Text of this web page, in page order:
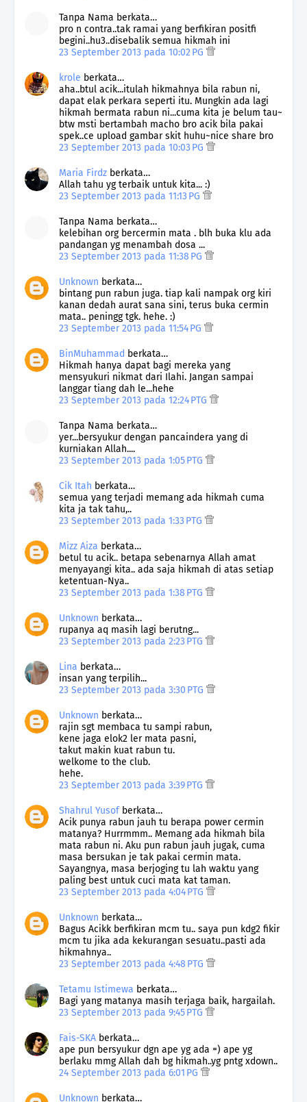
Tanpa Nama berkata…
pro n contra..tak ramai yang berfikiran positfi
begini..hu3..disebalik semua hikmah ini
23 September 2013 pada 10:02 PG
krole berkata…
aha..btul acik...itulah hikmahnya bila rabun ni,
dapat elak perkara seperti itu. Mungkin ada lagi
hikmah bermata rabun ni...cuma kita je belum tau~
btw msti bertambah macho bro acik bila pakai
spek..ce upload gambar skit huhu~nice share bro
23 September 2013 pada 10:03 PG
Maria Firdz berkata…
Allah tahu yg terbaik untuk kita... :)
23 September 2013 pada 11:13 PG
Tanpa Nama berkata…
kelebihan org bercermin mata . blh buka klu ada
pandangan yg menambah dosa ...
23 September 2013 pada 11:38 PG
Unknown berkata…
bintang pun rabun juga. tiap kali nampak org kiri
kanan dedah aurat sana sini, terus buka cermin
mata.. peningg tgk. hehe. :)
23 September 2013 pada 11:54 PG
BinMuhammad berkata…
Hikmah hanya dapat bagi mereka yang
mensyukuri nikmat dari Ilahi. Jangan sampai
langgar tiang dah le...hehe
23 September 2013 pada 12:24 PTG
Tanpa Nama berkata…
yer...bersyukur dengan pancaindera yang di
kurniakan Allah....
23 September 2013 pada 1:05 PTG
Cik Itah berkata…
semua yang terjadi memang ada hikmah cuma
kita ja tak tahu,..
23 September 2013 pada 1:33 PTG
Mizz Aiza berkata…
betul tu acik.. betapa sebenarnya Allah amat
menyayangi kita.. ada saja hikmah di atas setiap
ketentuan-Nya..
23 September 2013 pada 1:38 PTG
Unknown berkata…
rupanya aq masih lagi berutng...
23 September 2013 pada 2:23 PTG
Lina berkata…
insan yang terpilih...
23 September 2013 pada 3:30 PTG
Unknown berkata…
rajin sgt membaca tu sampi rabun,
kene jaga elok2 ler mata pasni,
takut makin kuat rabun tu.
welkome to the club.
hehe.
23 September 2013 pada 3:39 PTG
Shahrul Yusofberkata…
Acik punya rabun jauh tu berapa power cermin
matanya? Hurrmmm.. Memang ada hikmah bila
mata rabun ni. Aku pun rabun jauh jugak, cuma
masa bersukan je tak pakai cermin mata.
Sayangnya, masa berjoging tu lah waktu yang
paling best untuk cuci mata kat taman.
23 September 2013 pada 4:04 PTG
Unknown berkata…
Bagus Acikk berfikiran mcm tu.. saya pun kdg2 fikir
mcm tu jika ada kekurangan sesuatu..pasti ada
hikmahnya..
23 September 2013 pada 4:48 PTG
Tetamu Istimewa berkata…
Bagi yang matanya masih terjaga baik, hargailah.
23 September 2013 pada 9:45 PTG
Fais-SKA berkata…
ape pun bersyukur dgn ape yg ada =) ape yg
berlaku mmg Allah dah bg hikmah..yg pntg xdown..
24 September 2013 pada 6:01 PG
Unknown berkata…